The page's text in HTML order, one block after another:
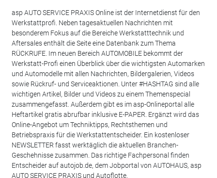
asp AUTO SERVICE PRAXIS Online ist der Internetdienst für den
Werkstattprofi. Neben tagesaktuellen Nachrichten mit
besonderem Fokus auf die Bereiche Werkstatttechnik und
Aftersales enthält die Seite eine Datenbank zum Thema
RÜCKRUFE. Im neuen Bereich AUTOMOBILE bekommt der
Werkstatt-Profi einen Überblick über die wichtigsten Automarken
und Automodelle mit allen Nachrichten, Bildergalerien, Videos
sowie Rückruf- und Serviceaktionen. Unter #HASHTAG sind alle
wichtigen Artikel, Bilder und Videos zu einem Themenspecial
zusammengefasst. Außerdem gibt es im asp-Onlineportal alle
Heftartikel gratis abrufbar inklusive E-PAPER. Ergänzt wird das
Online-Angebot um Techniktipps, Rechtsthemen und
Betriebspraxis für die Werkstattentscheider. Ein kostenloser
NEWSLETTER fasst werktäglich die aktuellen Branchen-
Geschehnisse zusammen. Das richtige Fachpersonal finden
Entscheider auf autojob.de, dem Jobportal von AUTOHAUS, asp
AUTO SERVICE PRAXIS und Autoflotte.